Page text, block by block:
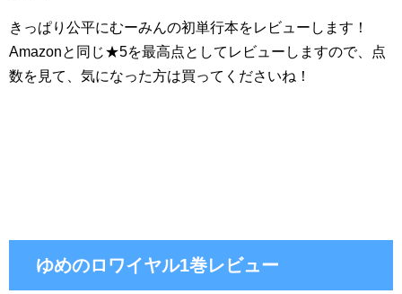
きっぱり公平にむーみんの初単行本をレビューします！
Amazonと同じ★5を最高点としてレビューしますので、点
数を見て、気になった方は買ってくださいね！
ゆめのロワイヤル1巻レビュー